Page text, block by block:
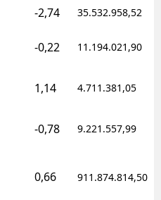
-2,74 35.532.958,52
-0,22 11.194.021,90
1,14 4.711.381,05
-0,78 9.221.557,99
0,66 911.874.814,50